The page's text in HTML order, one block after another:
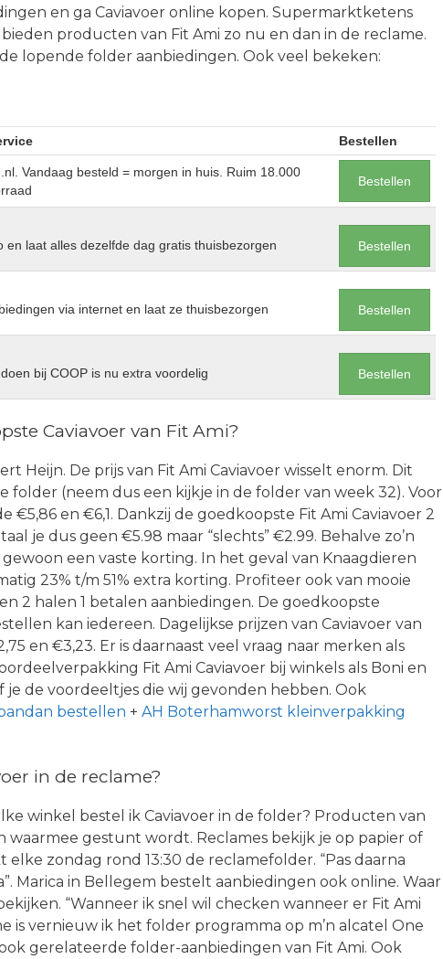
en ga Caviavoer online kopen. Supermarktketens
bieden producten van Fit Ami zo nu en dan in de reclame.
lopende folder aanbiedingen. Ook veel bekeken:
Bestellen
Vandaag besteld = morgen in huis. Ruim 18.000
Bestellen
en laat alles dezelfde dag gratis thuisbezorgen Bestellen
via internet en laat ze thuisbezorgen Bestellen
bij COOP is nu extra voordelig Bestellen
Caviavoer van Fit Ami?
Heijn. De prijs van Fit Ami Caviavoer wisselt enorm. Dit
folder (neem dus een kijkje in de folder van week 32). Voor
en €6,1. Dankzij de goedkoopste Fit Ami Caviavoer 2
je dus geen €5.98 maar “slechts” €2.99. Behalve zo’n
een vaste korting. In het geval van Knaagdieren
23% t/m 51% extra korting. Profiteer ook van mooie
2 halen 1 betalen aanbiedingen. De goedkoopste
kan iedereen. Dagelijkse prijzen van Caviavoer van
en €3,23. Er is daarnaast veel vraag naar merken als
Fit Ami Caviavoer bij winkels als Boni en
je de voordeeltjes die wij gevonden hebben. Ook
bestellen + AH Boterhamworst kleinverpakking
in de reclame?
winkel bestel ik Caviavoer in de folder? Producten van
waarmee gestunt wordt. Reclames bekijk je op papier of
zondag rond 13:30 de reclamefolder. “Pas daarna
Marica in Bellegem bestelt aanbiedingen ook online. Waar
“Wanneer ik snel wil checken wanneer er Fit Ami
is vernieuw ik het folder programma op m’n alcatel One
gerelateerde folder-aanbiedingen van Fit Ami. Ook